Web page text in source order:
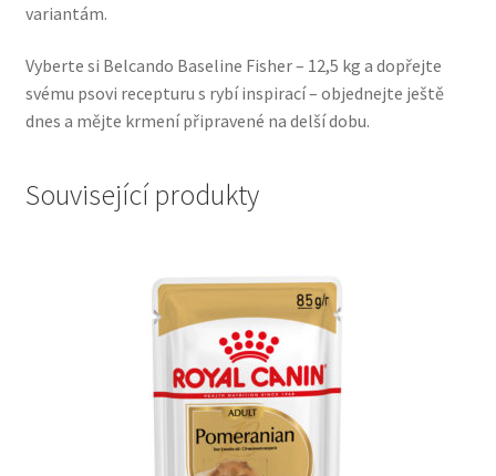
variantám.
Vyberte si Belcando Baseline Fisher – 12,5 kg a dopřejte
svému psovi recepturu s rybí inspirací – objednejte ještě
dnes a mějte krmení připravené na delší dobu.
Související produkty